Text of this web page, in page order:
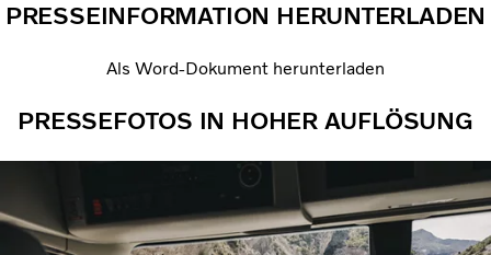
PRESSEINFORMATION HERUNTERLADEN
Als Word-Dokument herunterladen
PRESSEFOTOS IN HOHER AUFLÖSUNG